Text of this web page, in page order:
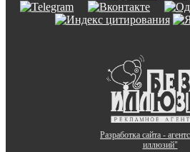
Разработка сайта -
иллюзий"